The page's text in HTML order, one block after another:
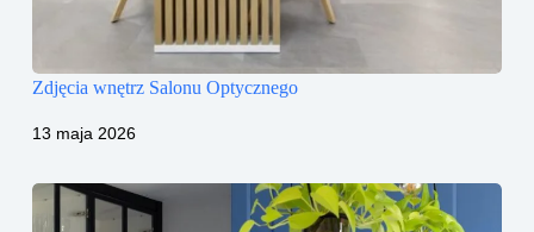
Zdjęcia wnętrz Salonu Optycznego
13 maja 2026